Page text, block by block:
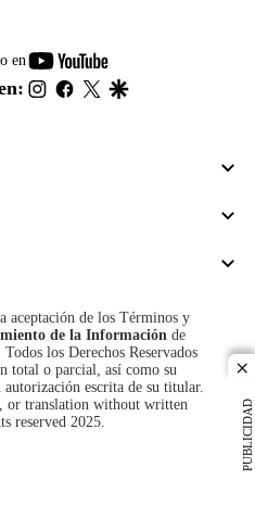
PUBLICIDAD
en
youtube-
footer
instagram
facebook
twitter
aceptación de los Términos y
de la Información de
Todos los Derechos Reservados
total o parcial, así como su
escrita de su titular.
or translation without written
reserved 2025.